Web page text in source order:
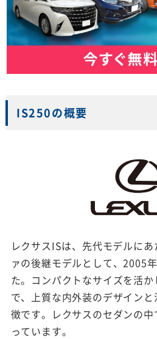
IS250の概要
レクサスISは、先代モデルに
ァの後継モデルとして、2005
た。コンパクトなサイズを活
で、上質な内外装のデザイン
徴です。レクサスのセダンの
っています。